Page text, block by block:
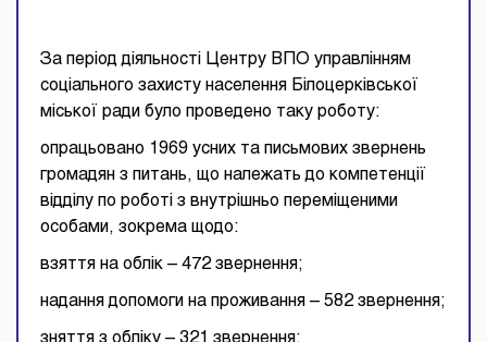
За період діяльності Центру ВПО управлінням
соціального захисту населення Білоцерківської
міської ради було проведено таку роботу:
опрацьовано 1969 усних та письмових звернень
громадян з питань, що належать до компетенції
відділу по роботі з внутрішньо переміщеними
особами, зокрема щодо:
взяття на облік – 472 звернення;
надання допомоги на проживання – 582 звернення;
зняття з обліку – 321 звернення;